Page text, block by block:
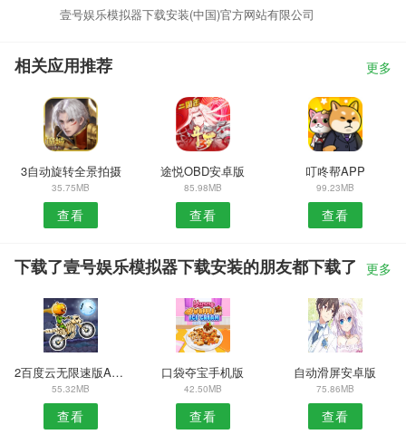
壹号娱乐模拟器下载安装(中国)官方网站有限公司
相关应用推荐 更多
3自动旋转全景拍摄
35.75MB
查看
途悦OBD安卓版
85.98MB
查看
叮咚帮APP
99.23MB
查看
下载了壹号娱乐模拟器下载安装的朋友都下载了 更多
2百度云无限速版APP
55.32MB
查看
口袋夺宝手机版
42.50MB
查看
自动滑屏安卓版
75.86MB
查看